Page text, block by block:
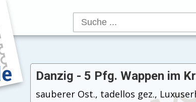
Danzig - 5 Pfg. Wappen im
sauberer Ost., tadellos gez.,